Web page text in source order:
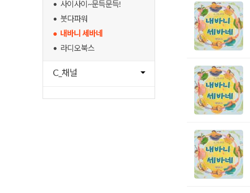
• 사이사이~문득문득!
• 붓다파워
• 내바니 세바네
• 라디오북스
C_채널